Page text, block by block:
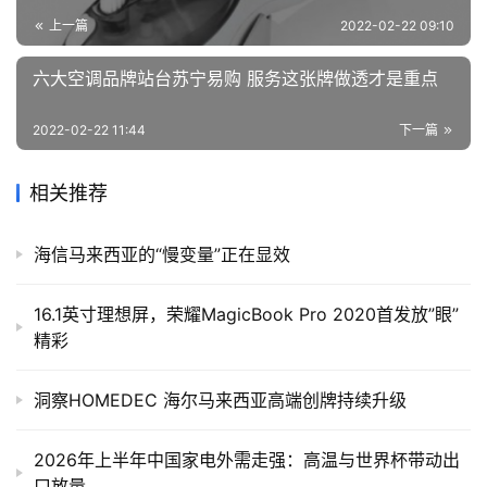
上一篇 2022-02-22 09:10
六大空调品牌站台苏宁易购 服务这张牌做透才是重点
下一篇
2022-02-22 11:44
相关推荐
海信马来西亚的“慢变量”正在显效
16.1英寸理想屏，荣耀MagicBook Pro 2020首发放”眼”
精彩
洞察HOMEDEC 海尔马来西亚高端创牌持续升级
2026年上半年中国家电外需走强：高温与世界杯带动出